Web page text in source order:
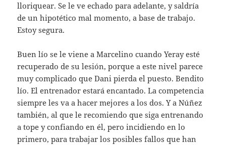
lloriquear. Se le ve echado para adelante, y saldría
de un hipotético mal momento, a base de trabajo.
Estoy segura.
Buen lío se le viene a Marcelino cuando Yeray esté
recuperado de su lesión, porque a este nivel parece
muy complicado que Dani pierda el puesto. Bendito
lío. El entrenador estará encantado. La competencia
siempre les va a hacer mejores a los dos. Y a Núñez
también, al que le recomiendo que siga entrenando
a tope y confiando en él, pero incidiendo en lo
primero, para trabajar los posibles fallos que han